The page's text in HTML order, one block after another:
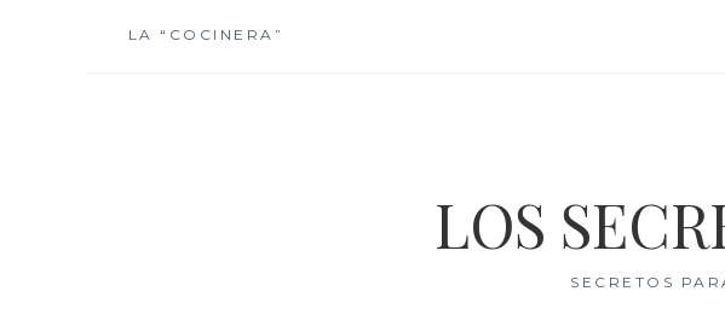
LA “COCINERA”
LOS
SECRETOS